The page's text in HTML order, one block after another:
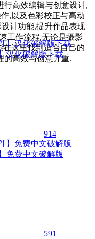
行高效编辑与创意设计,
,以及色彩校正与高动
计功能,提升作品表现
工作流程.无论是摄影
这里找到适合自己的
的高效与创意并重.
汉化破解版下载
914
免费中文破解版
591